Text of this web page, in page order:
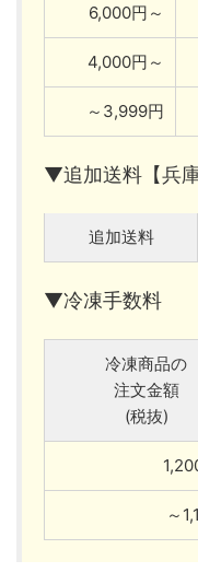
6,000円～
4,000円～
～3,999円
▼追加送料【兵
追加送料
▼冷凍手数料
冷凍商品の
注文金額
(税抜)
～